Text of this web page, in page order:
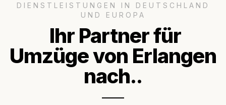
DIENSTLEISTUNGEN IN DEUTSCHLAND
UND EUROPA
Ihr Partner für
Umzüge von Erlangen
nach..